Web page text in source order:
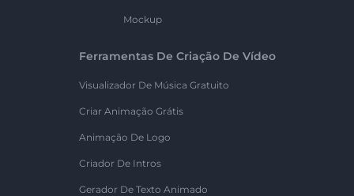
Mockup
Ferramentas De Criação De Vídeo
Visualizador De Música Gratuito
Criar Animação Grátis
Animação De Logo
Criador De Intros
Gerador De Texto Animado